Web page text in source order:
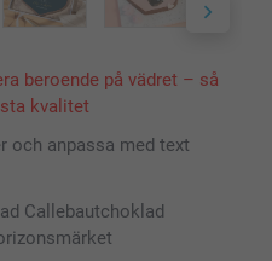
beroende på vädret – så
kvalitet
och anpassa med text
Callebautchoklad